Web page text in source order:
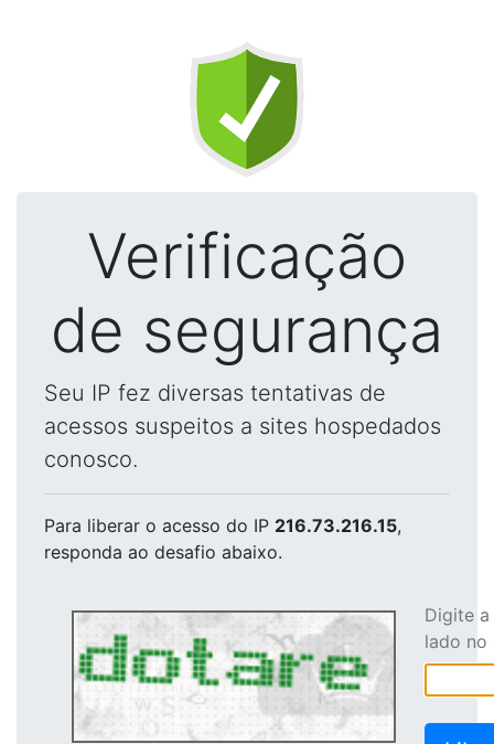
Verificação
de segurança
Seu IP fez diversas tentativas de
acessos suspeitos a sites hospedados
conosco.
Para liberar o acesso do IP 216.73.216.15,
responda ao desafio abaixo.
Digite
lado no